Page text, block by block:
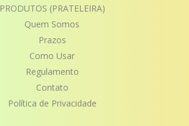
PRODUTOS (PRATELEIRA)
Quem Somos
Prazos
Como Usar
Regulamento
Contato
Política de Privacidade